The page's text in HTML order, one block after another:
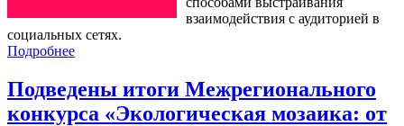
взаимодействия с аудиторией в
социальных сетях.
Подробнее
Подведены итоги Межрегионального
конкурса «Экологическая мозаика: от